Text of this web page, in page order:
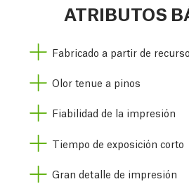
ATRIBUTOS
Fabricado a partir de
Olor tenue a pinos
Fiabilidad de la impresión
Tiempo de exposición corto
Gran detalle de impresión